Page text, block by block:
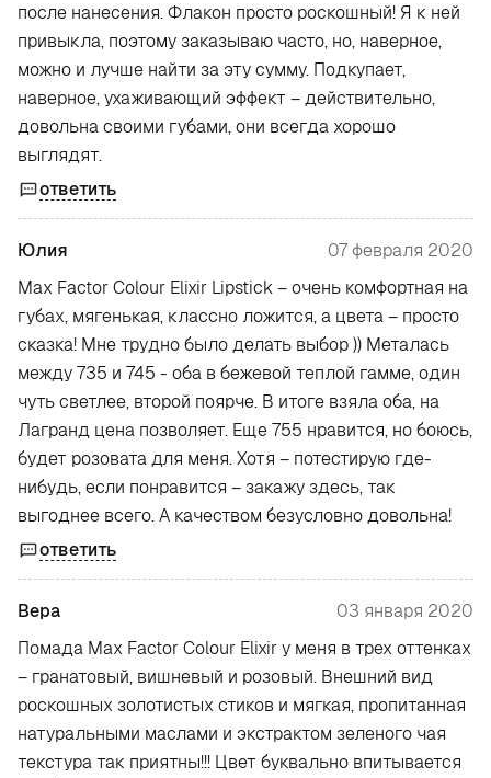
после нанесения. Флакон просто роскошный! Я к ней
привыкла, поэтому заказываю часто, но, наверное,
можно и лучше найти за эту сумму. Подкупает,
наверное, ухаживающий эффект – действительно,
довольна своими губами, они всегда хорошо
выглядят.
ответить
Юлия
07 февраля 2020
Max Factor Colour Elixir Lipstick – очень комфортная на
губах, мягенькая, классно ложится, а цвета – просто
сказка! Мне трудно было делать выбор )) Металась
между 735 и 745 - оба в бежевой теплой гамме, один
чуть светлее, второй поярче. В итоге взяла оба, на
Лагранд цена позволяет. Еще 755 нравится, но боюсь,
будет розовата для меня. Хотя – потестирую где-
нибудь, если понравится – закажу здесь, так
выгоднее всего. А качеством безусловно довольна!
ответить
Вера
03 января 2020
Помада Max Factor Colour Elixir у меня в трех оттенках
– гранатовый, вишневый и розовый. Внешний вид
роскошных золотистых стиков и мягкая, пропитанная
натуральными маслами и экстрактом зеленого чая
текстура так приятны!!! Цвет буквально впитывается